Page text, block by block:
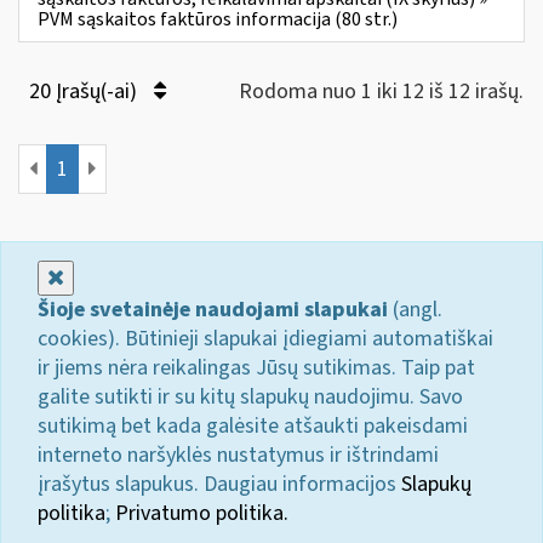
PVM sąskaitos faktūros informacija (80 str.)
20 Įrašų(-ai) Rodoma nuo 1 iki 12 iš 12 irašų.
1
Šioje svetainėje naudojami slapukai (angl.
cookies). Būtinieji slapukai įdiegiami automatiškai
ir jiems nėra reikalingas Jūsų sutikimas. Taip pat
galite sutikti ir su kitų slapukų naudojimu. Savo
sutikimą bet kada galėsite atšaukti pakeisdami
interneto naršyklės nustatymus ir ištrindami
įrašytus slapukus. Daugiau informacijos Slapukų
politika; Privatumo politika.